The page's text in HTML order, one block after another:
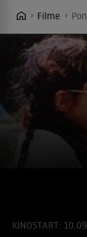
Filme
KINOSTART: